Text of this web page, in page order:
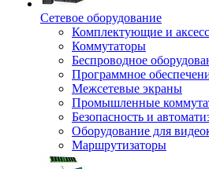
Сетевое оборудование
Комплектующие и
Коммутаторы
Беспроводное
Программное
Межсетевые экраны
Промышленные
Безопасность и
Оборудование для
Маршрутизаторы